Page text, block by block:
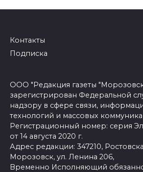
Контакты
Подписка
ООО "Редакция газеты
зарегистрирован Федеральной
надзору в сфере связи,
технологий и массовых
Регистрационный номер: серия
от 14 августа 2020 г.
Адрес редакции: 347210,
Морозовск, ул. Ленина 206,
Временно Исполняющий